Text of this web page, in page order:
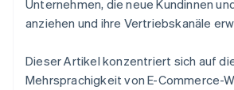
Unternehmen, die neue Kundinnen
anziehen und ihre Vertriebskanäle
Dieser Artikel konzentriert sich auf
Mehrsprachigkeit von E-Commerce-